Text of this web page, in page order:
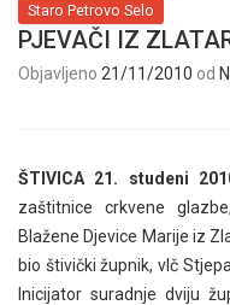
Staro Petrovo Selo
PJEVAČI IZ
Objavljeno 21/11/2010 od
ŠTIVICA 21. studeni
zaštitnice crkvene
Blažene Djevice Marije iz
bio štivički župnik, vlč
Inicijator suradnje dviju